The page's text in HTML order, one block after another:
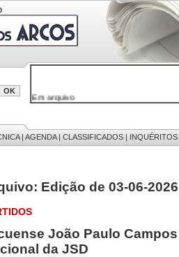
Em arquivo
32646 notícias
9886 mensagens
201 registos
| AGENDA| CLASSIFICADOS | INQUÉRITOS
Edição de 03-06-2026
João Paulo
da JSD